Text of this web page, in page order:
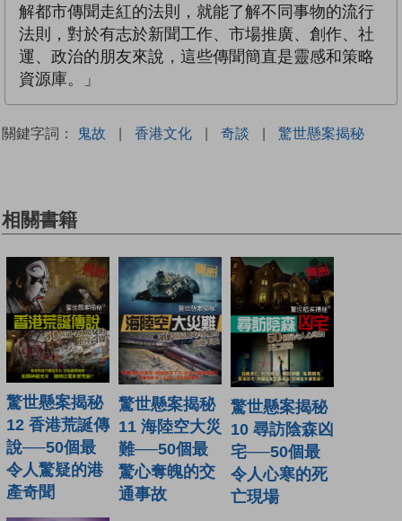
解都市傳聞走紅的法則，就能了解不同事物的流行
法則，對於有志於新聞工作、市場推廣、創作、社
運、政治的朋友來說，這些傳聞簡直是靈感和策略
資源庫。」
關鍵字詞： 鬼故 | 香港文化 | 奇談 | 驚世懸案揭秘
相關書籍
驚世懸案揭秘
12 香港荒誕傳
說──50個最
令人驚疑的港
產奇聞
驚世懸案揭秘
11 海陸空大災
難──50個最
驚心奪魄的交
通事故
驚世懸案揭秘
10 尋訪陰森凶
宅──50個最
令人心寒的死
亡現場